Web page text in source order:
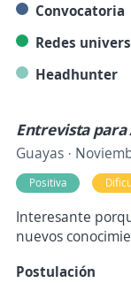
Convocatoria
Redes
Headhunter
Entrevista para
Guayas ·
Positiva
Interesante
nuevos
Postulación